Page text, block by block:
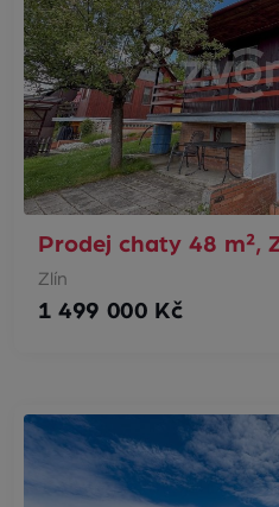
Prodej chaty 48 m²,
Zlín
1 499 000 Kč